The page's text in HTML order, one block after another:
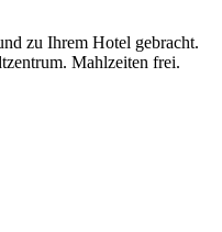
zu Ihrem Hotel gebracht.
Mahlzeiten frei.